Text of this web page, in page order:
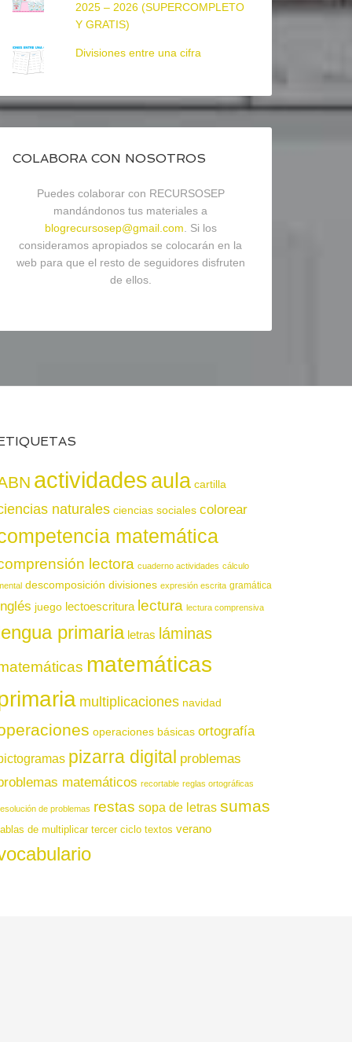
2025 – 2026 (SUPERCOMPLETO
Y GRATIS)
Divisiones entre una cifra
COLABORA CON NOSOTROS
Puedes colaborar con RECURSOSEP
mandándonos tus materiales a
blogrecursosep@gmail.com . Si los
consideramos apropiados se colocarán en la
web para que el resto de seguidores disfruten
de ellos.
actividadesaula cartilla
naturales ciencias sociales colorear
matemática
lectora cuaderno actividades cálculo
descomposición divisiones expresión escrita gramática
juego lectoescritura lectura lectura comprensiva
primaria letras láminas
matemáticas
multiplicaciones navidad
operaciones básicas ortografía
pizarra digital problemas
matemáticos recortable reglas ortográficas
de problemas restas sopa de letras sumas
de multiplicar tercer ciclo textos verano